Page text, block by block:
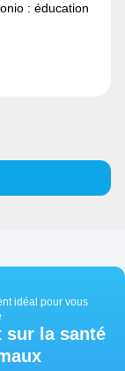
: éducation
idéal pour vous
sur la santé